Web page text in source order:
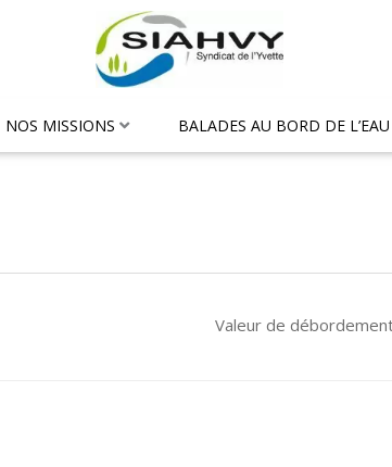
NOS MISSIONS BALADES AU BORD DE L’EAU
Valeur de